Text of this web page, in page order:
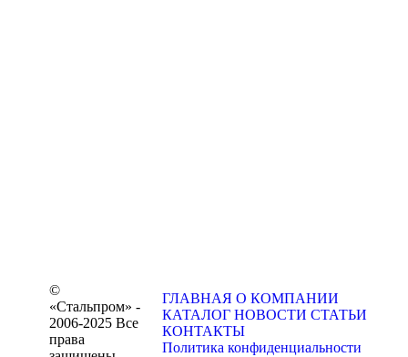
©
«Стальпром» -
2006-2025 Все
права
ГЛАВНАЯ О КОМПАНИИ
КАТАЛОГ НОВОСТИ СТАТЬИ
КОНТАКТЫ
Политика конфиденциальности